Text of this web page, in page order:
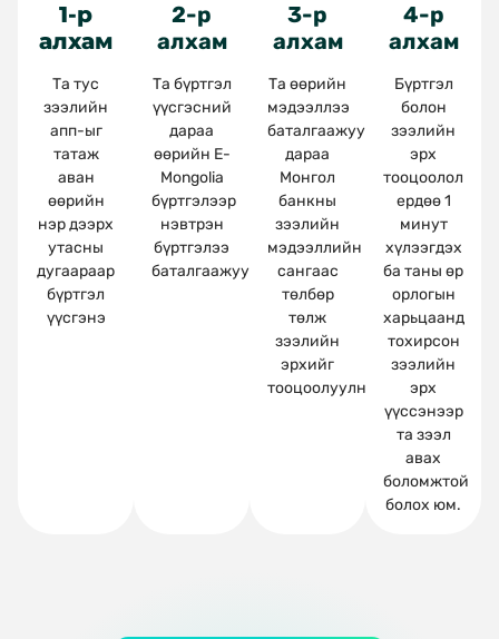
1-р
алхам
Та тус
зээлийн
апп-ыг
татаж
аван
өөрийн
нэр дээрх
утасны
дугаараар
бүртгэл
үүсгэнэ
2-р
алхам
Та бүртгэл
үүсгэсний
дараа
өөрийн E-
Mongolia
бүртгэлээр
нэвтрэн
бүртгэлээ
баталгаажуулна.
3-р
алхам
Та өөрийн
мэдээллээ
баталгаажуулсаны
дараа
Монгол
банкны
зээлийн
мэдээллийн
сангаас
төлбөр
төлж
зээлийн
эрхийг
тооцоолуулна.
4-р
алхам
Бүртгэл
болон
зээлийн
эрх
тооцоолол
ердөө 1
минут
хүлээгдэх
ба таны өр
орлогын
харьцаанд
тохирсон
зээлийн
эрх
үүссэнээр
та зээл
авах
боломжтой
болох юм.